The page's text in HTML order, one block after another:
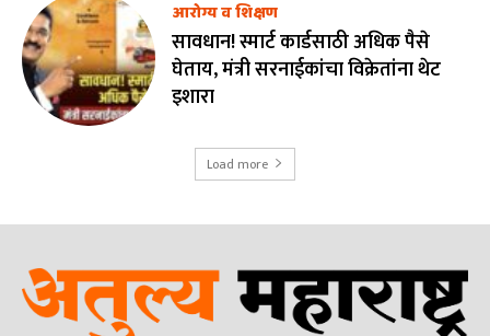
आरोग्य व शिक्षण
सावधान! स्मार्ट कार्डसाठी अधिक पैसे
घेताय, मंत्री सरनाईकांचा विक्रेतांना थेट
इशारा
Load more